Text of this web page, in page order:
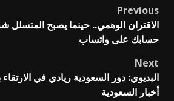
Post
navigation
Previous
الاقتران الوهمي.. حينما يصبح المتسلل
حسابك على واتساب
Next
البديوي: دور السعودية ريادي في
أخبار السعودية